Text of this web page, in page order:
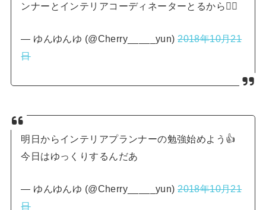
ンナーとインテリアコーディネーターとるから🤷‍♀️
— ゆんゆんゆ (@Cherry_____yun)2018年10月21
日
明日からインテリアプランナーの勉強始めよう👍
今日はゆっくりするんだあ
— ゆんゆんゆ (@Cherry_____yun)2018年10月21
日